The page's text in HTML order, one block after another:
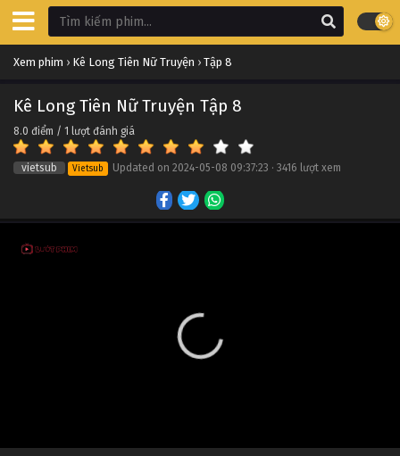
Xem phim › Kê Long Tiên Nữ Truyện › Tập 8
Kê Long Tiên Nữ Truyện Tập 8
8.0 điểm / 1 lượt đánh giá
vietsub Vietsub Updated on 2024-05-08 09:37:23 · 3416 lượt xem
Kê Long Tiên Nữ Truyện Tập 14